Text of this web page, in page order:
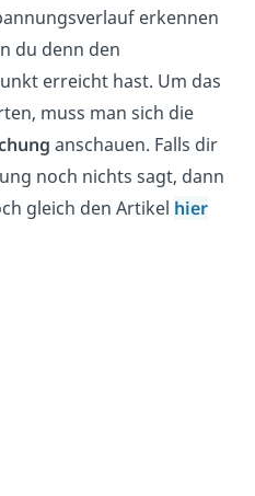
erkennen
du denn den
erreicht hast. Um das
muss man sich die
anschauen. Falls dir
noch nichts sagt, dann
gleich den Artikel hier